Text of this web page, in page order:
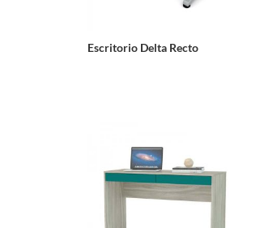
Escritorio Delta Recto